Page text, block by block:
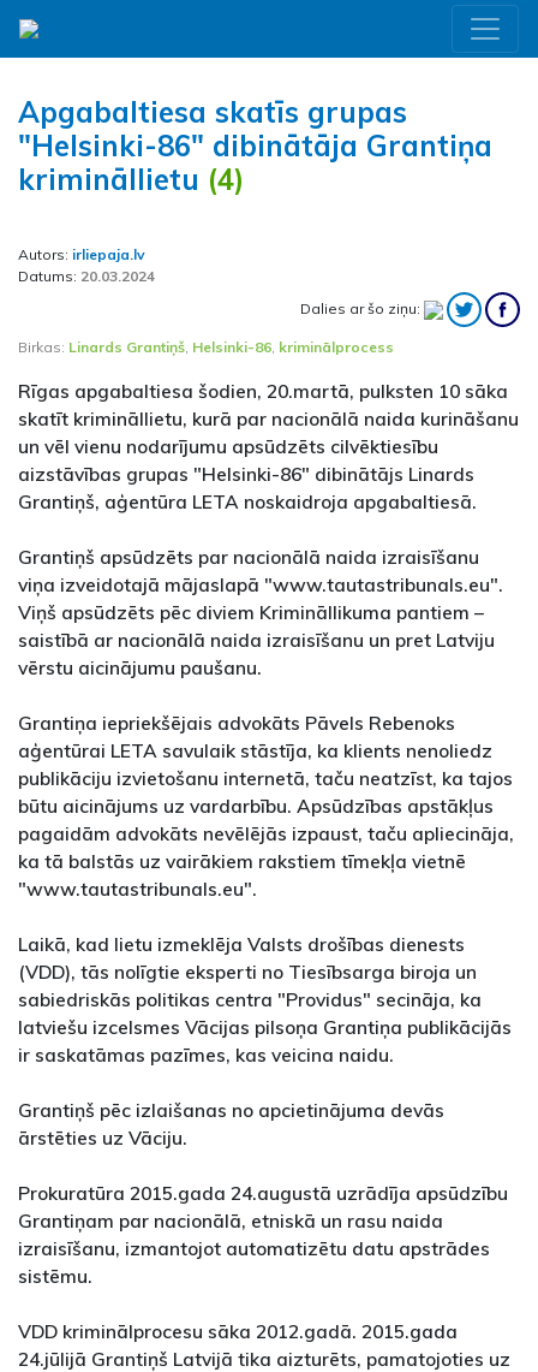
Apgabaltiesa skatīs grupas
"Helsinki-86" dibinātāja Grantiņa
krimināllietu (4)
Autors: irliepaja.lv
Datums: 20.03.2024
Dalies ar šo ziņu:
Birkas: Linards Grantiņš, Helsinki-86, kriminālprocess
Rīgas apgabaltiesa šodien, 20.martā, pulksten 10 sāka
skatīt krimināllietu, kurā par nacionālā naida kurināšanu
un vēl vienu nodarījumu apsūdzēts cilvēktiesību
aizstāvības grupas "Helsinki-86" dibinātājs Linards
Grantiņš, aģentūra LETA noskaidroja apgabaltiesā.
Grantiņš apsūdzēts par nacionālā naida izraisīšanu
viņa izveidotajā mājaslapā "www.tautastribunals.eu".
Viņš apsūdzēts pēc diviem Krimināllikuma pantiem –
saistībā ar nacionālā naida izraisīšanu un pret Latviju
vērstu aicinājumu paušanu.
Grantiņa iepriekšējais advokāts Pāvels Rebenoks
aģentūrai LETA savulaik stāstīja, ka klients nenoliedz
publikāciju izvietošanu internetā, taču neatzīst, ka tajos
būtu aicinājums uz vardarbību. Apsūdzības apstākļus
pagaidām advokāts nevēlējās izpaust, taču apliecināja,
ka tā balstās uz vairākiem rakstiem tīmekļa vietnē
"www.tautastribunals.eu".
Laikā, kad lietu izmeklēja Valsts drošības dienests
(VDD), tās nolīgtie eksperti no Tiesībsarga biroja un
sabiedriskās politikas centra "Providus" secināja, ka
latviešu izcelsmes Vācijas pilsoņa Grantiņa publikācijās
ir saskatāmas pazīmes, kas veicina naidu.
Grantiņš pēc izlaišanas no apcietinājuma devās
ārstēties uz Vāciju.
Prokuratūra 2015.gada 24.augustā uzrādīja apsūdzību
Grantiņam par nacionālā, etniskā un rasu naida
izraisīšanu, izmantojot automatizētu datu apstrādes
sistēmu.
VDD kriminālprocesu sāka 2012.gadā. 2015.gada
24.jūlijā Grantiņš Latvijā tika aizturēts, pamatojoties uz